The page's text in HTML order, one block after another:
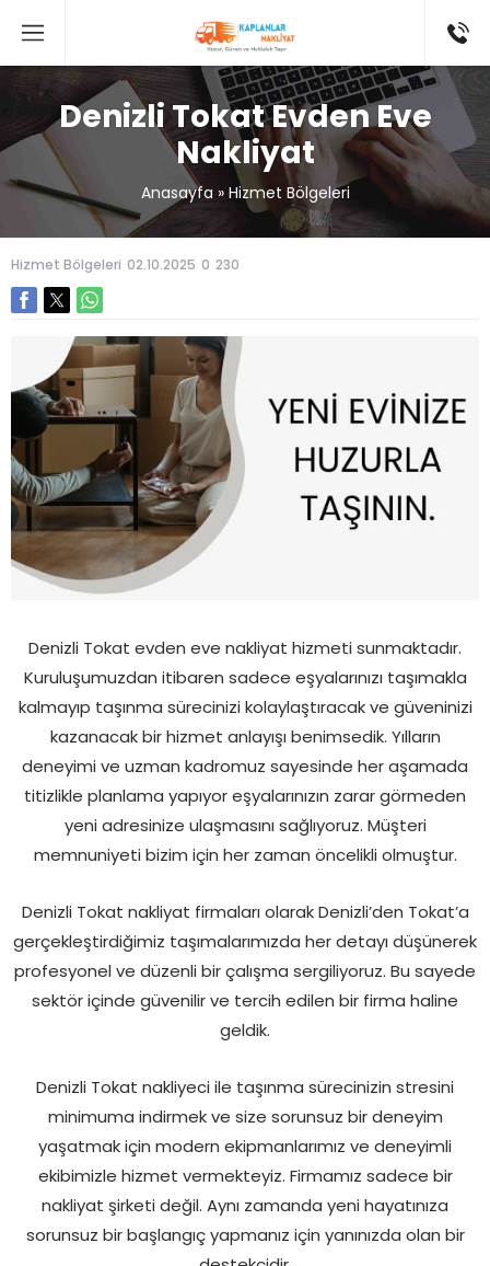
Denizli Tokat Evden Eve
Nakliyat
Anasayfa» Hizmet Bölgeleri
Hizmet Bölgeleri 02.10.2025 0 230
Denizli Tokat evden eve nakliyat hizmeti sunmaktadır.
Kuruluşumuzdan itibaren sadece eşyalarınızı taşımakla
kalmayıp taşınma sürecinizi kolaylaştıracak ve güveninizi
kazanacak bir hizmet anlayışı benimsedik. Yılların
deneyimi ve uzman kadromuz sayesinde her aşamada
titizlikle planlama yapıyor eşyalarınızın zarar görmeden
yeni adresinize ulaşmasını sağlıyoruz. Müşteri
memnuniyeti bizim için her zaman öncelikli olmuştur.
Denizli Tokat nakliyat firmaları olarak Denizli’den Tokat’a
gerçekleştirdiğimiz taşımalarımızda her detayı düşünerek
profesyonel ve düzenli bir çalışma sergiliyoruz. Bu sayede
sektör içinde güvenilir ve tercih edilen bir firma haline
geldik.
Denizli Tokat nakliyeci ile taşınma sürecinizin stresini
minimuma indirmek ve size sorunsuz bir deneyim
yaşatmak için modern ekipmanlarımız ve deneyimli
ekibimizle hizmet vermekteyiz. Firmamız sadece bir
nakliyat şirketi değil. Aynı zamanda yeni hayatınıza
sorunsuz bir başlangıç yapmanız için yanınızda olan bir